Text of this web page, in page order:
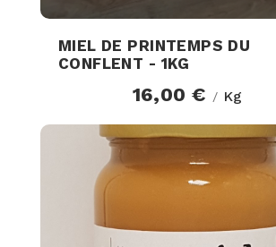
MIEL DE PRINTEMPS DU
CONFLENT - 1KG
16,00 € / Kg